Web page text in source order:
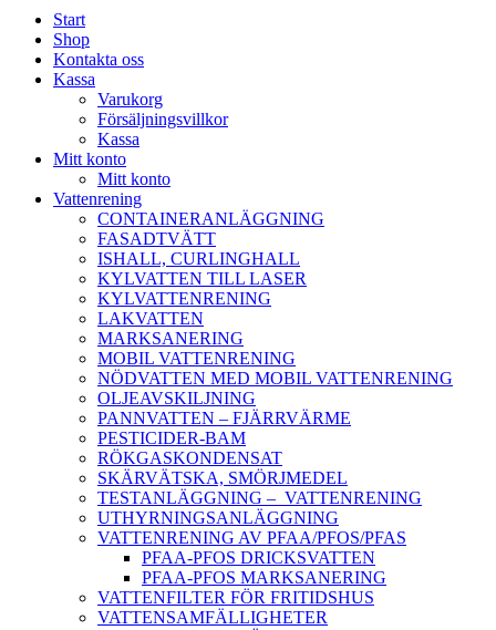
Start
Shop
Kontakta oss
Kassa
Varukorg
Försäljningsvillkor
Kassa
Mitt konto
Mitt konto
Vattenrening
CONTAINERANLÄGGNING
FASADTVÄTT
ISHALL, CURLINGHALL
KYLVATTEN TILL LASER
KYLVATTENRENING
LAKVATTEN
MARKSANERING
MOBIL VATTENRENING
NÖDVATTEN MED MOBIL VATTENRENING
OLJEAVSKILJNING
PANNVATTEN – FJÄRRVÄRME
PESTICIDER-BAM
RÖKGASKONDENSAT
SKÄRVÄTSKA, SMÖRJMEDEL
TESTANLÄGGNING – VATTENRENING
UTHYRNINGSANLÄGGNING
VATTENRENING AV PFAA/PFOS/PFAS
PFAA-PFOS DRICKSVATTEN
PFAA-PFOS MARKSANERING
VATTENFILTER FÖR FRITIDSHUS
VATTENSAMFÄLLIGHETER